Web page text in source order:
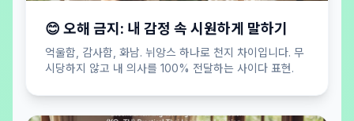
😊 오해 금지: 내 감정 속 시원하게 말하기
억울함, 감사함, 화남. 뉘앙스 하나로 천지 차이입니다. 무
시당하지 않고 내 의사를 100% 전달하는 사이다 표현.